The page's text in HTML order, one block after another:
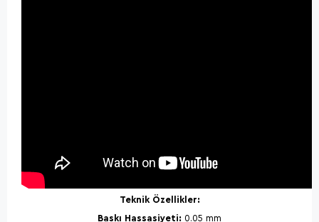
Teknik Özellikler:
Baskı Hassasiyeti: 0.05 mm